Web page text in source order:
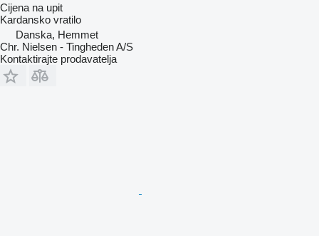
Cijena na upit
Kardansko vratilo
Danska, Hemmet
Chr. Nielsen - Tingheden A/S
Kontaktirajte prodavatelja